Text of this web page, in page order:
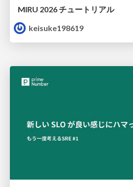
MIRU 2026 チュートリアル
keisuke198619